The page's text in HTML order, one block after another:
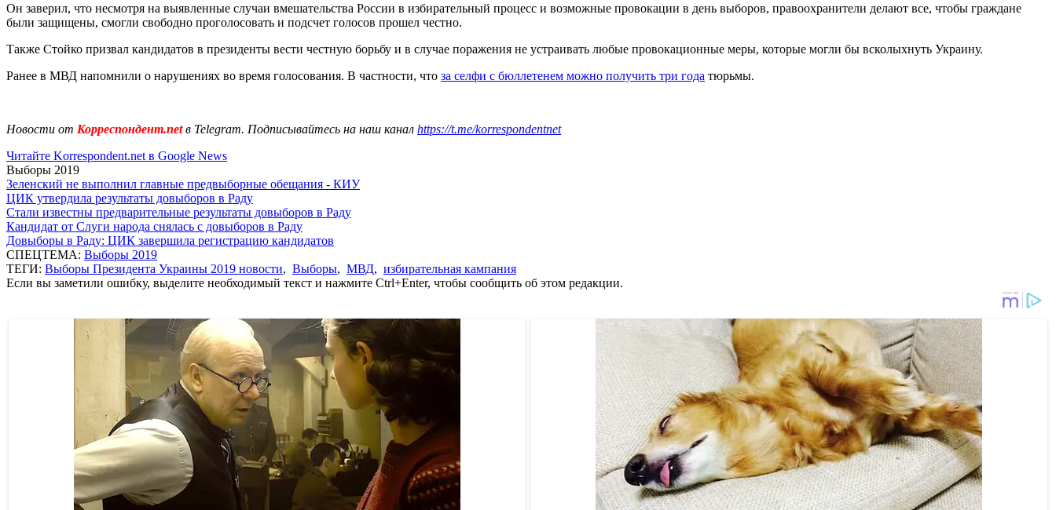
Он заверил, что несмотря на выявленные случаи вмешательства России в избирательный процесс и возможные провокации в день выборов, правоохранители делают все, чтобы граждане
были защищены, смогли свободно проголосовать и подсчет голосов прошел честно.
Также Стойко призвал кандидатов в президенты вести честную борьбу и в случае поражения не устраивать любые провокационные меры, которые могли бы всколыхнуть Украину.
Ранее в МВД напомнили о нарушениях во время голосования. В частности, что за селфи с бюллетенем можно получить три года тюрьмы.
Новости от Корреспондент.netв Telegram. Подписывайтесь на наш канал https://t.me/korrespondentnet
Читайте Korrespondent.net в Google News
Выборы 2019
Зеленский не выполнил главные предвыборные обещания - КИУ
ЦИК утвердила результаты довыборов в Раду
Стали известны предварительные результаты довыборов в Раду
Кандидат от Слуги народа снялась с довыборов в Раду
Довыборы в Раду: ЦИК завершила регистрацию кандидатов
СПЕЦТЕМА: Выборы 2019
ТЕГИ: Выборы Президента Украины 2019 новости, Выборы, МВД, избирательная кампания
Если вы заметили ошибку, выделите необходимый текст и нажмите Ctrl+Enter, чтобы сообщить об этом редакции.